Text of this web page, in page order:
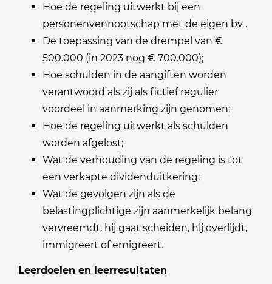
Hoe de regeling uitwerkt bij een
personenvennootschap met de eigen bv .
De toepassing van de drempel van €
500.000 (in 2023 nog € 700.000);
Hoe schulden in de aangiften worden
verantwoord als zij als fictief regulier
voordeel in aanmerking zijn genomen;
Hoe de regeling uitwerkt als schulden
worden afgelost;
Wat de verhouding van de regeling is tot
een verkapte dividenduitkering;
Wat de gevolgen zijn als de
belastingplichtige zijn aanmerkelijk belang
vervreemdt, hij gaat scheiden, hij overlijdt,
immigreert of emigreert.
Leerdoelen en leerresultaten